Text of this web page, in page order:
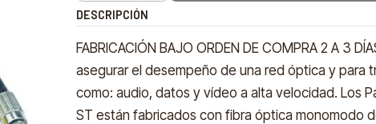
DESCRIPCIÓN
FABRICACIÓN BAJO ORDEN DE COMPRA 2 A 3
asegurar el desempeño de una red óptica y para
como: audio, datos y vídeo a alta velocidad. Los
ST están fabricados con fibra óptica monomodo